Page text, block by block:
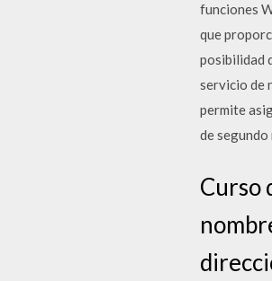
funciones
que
posibilidad
servicio de
permite
de segundo
Curso